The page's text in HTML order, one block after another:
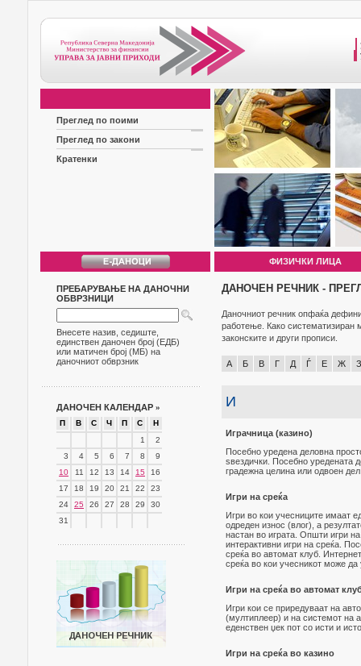
Преглед по поими
Преглед по закони
Кратенки
ФИЗИЧКИ ЛИЦА
ПРЕБАРУВАЊЕ НА ДАНОЧНИ
ОБВРЗНИЦИ
Внесете назив, седиште,
единствен даночен број (ЕДБ)
или матичен број (МБ) на
даночниот обврзник
ДАНОЧЕН КАЛЕНДАР »
П В С Ч П С
Н
1
2
3
4 5 6 7 8
9
10
11 12 13 14 15
16
17
18 19 20 21 22
23
24
25 26 27 28 29
30
31
ДАНОЧЕН РЕЧНИК -
Даночниот речник опфаќа
работење. Како систематизиран
законските и други прописи.
А Б В Г Д Ѓ Е Ж З
И
Играчница (казино)
Посебно уредена деловна
ѕвездички. Посебно уредената
градежна целина или одвоен
Игри на среќа
Игри во кои учесниците имаат
одреден износ (влог), а
настан во играта. Општи игри
интерактивни игри на среќа.
среќа во автомат клуб.
среќа во кои учесникот може
Игри на среќа во автомат
Игри кои се приредуваат на
(мултиплеер) и на системот на
еденствен џек пот со исти и
Игри на среќа во казино